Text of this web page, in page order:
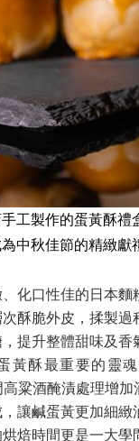
工製作的蛋黃酥禮
中秋佳節的精緻獻
化口性佳的日本麵
酥脆外皮，揉製過
提升整體甜味及香
黃酥最重要的靈
粱酒醃漬處理增加
讓鹹蛋黃更加細緻
焙時間更是一大學